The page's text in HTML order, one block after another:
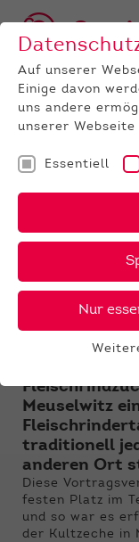
UNTERNEHMEN
Großes
Meuselwitz
traditionell
anderen Ort
Diese
festen Platz im
und so war es
der Kultzeche in
Auf unserer
Einige davon
uns andere
unserer Webseite
Essentiell
Nur
Funktionen der
gewährleistet,
funktioniert.
Name
Anbieter
Externe